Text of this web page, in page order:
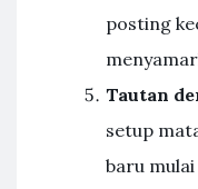
posting
Tautan
setup
baru